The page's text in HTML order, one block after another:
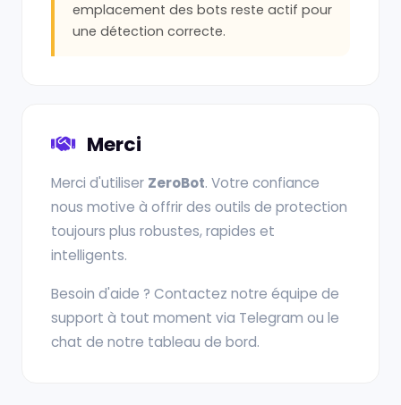
emplacement des bots reste actif pour
une détection correcte.
Merci
Merci d'utiliser ZeroBot. Votre confiance
nous motive à offrir des outils de protection
toujours plus robustes, rapides et
intelligents.
Besoin d'aide ? Contactez notre équipe de
support à tout moment via Telegram ou le
chat de notre tableau de bord.